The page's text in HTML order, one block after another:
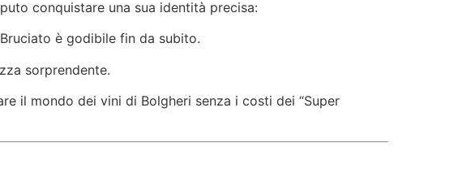
conquistare una sua identità precisa:
è godibile fin da subito.
sorprendente.
il mondo dei vini di Bolgheri senza i costi dei “Super